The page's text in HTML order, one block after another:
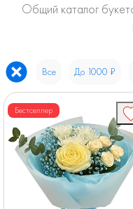
Общий каталог
Все До 1000 ₽
Бестселлер